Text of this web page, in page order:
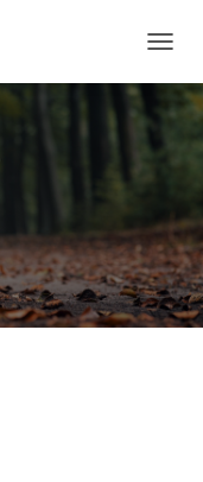
비
션